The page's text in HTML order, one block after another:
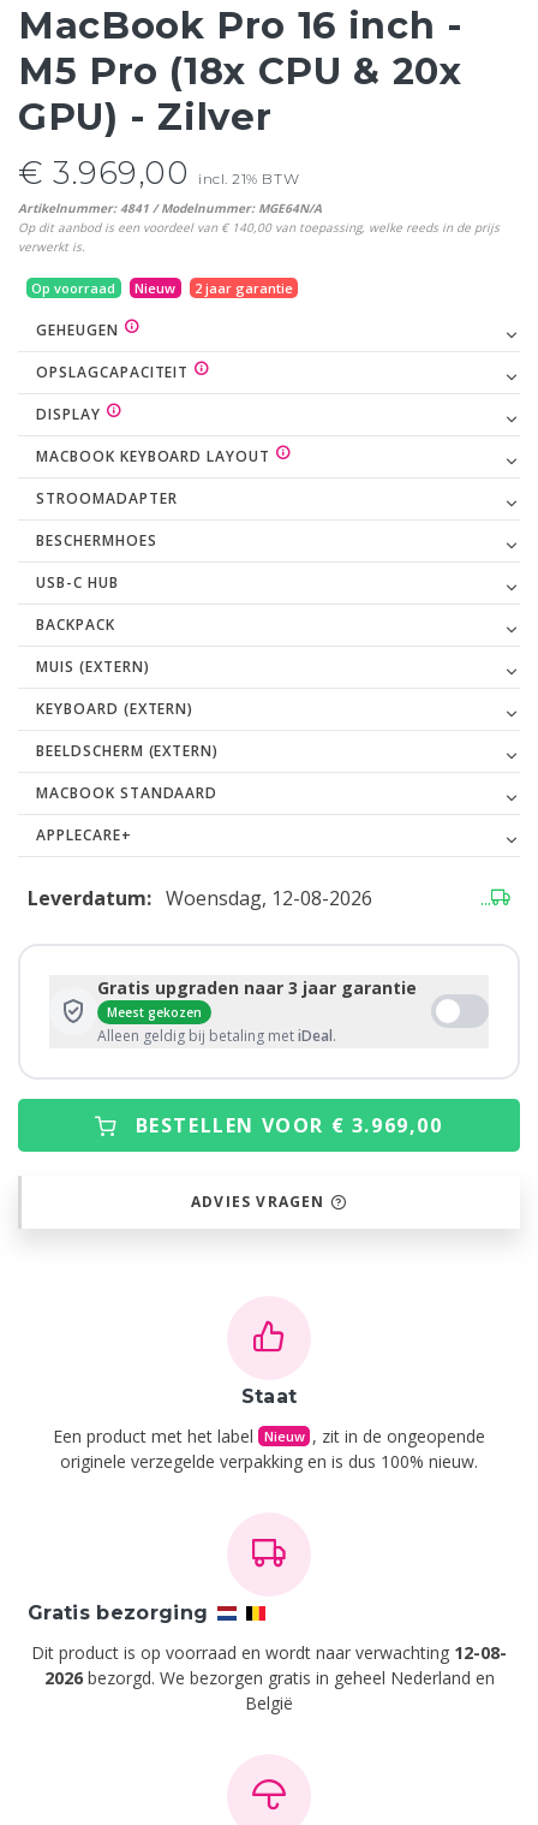
MacBook Pro 16 inch -
M5 Pro (18x CPU & 20x
GPU) - Zilver
€ 3.969,00 incl. 21% BTW
Artikelnummer: 4841 / Modelnummer: MGE64N/A
Op dit aanbod is een voordeel van € 140,00 van toepassing, welke reeds in de prijs
verwerkt is.
Op voorraad Nieuw 2 jaar garantie
GEHEUGEN
OPSLAGCAPACITEIT
DISPLAY
MACBOOK KEYBOARD LAYOUT
STROOMADAPTER
BESCHERMHOES
USB-C HUB
BACKPACK
MUIS (EXTERN)
KEYBOARD (EXTERN)
BEELDSCHERM (EXTERN)
MACBOOK STANDAARD
APPLECARE+
Leverdatum: Woensdag, 12-08-2026 ...
Gratis upgraden naar 3 jaar garantie
Meest gekozen
Alleen geldig bij betaling metiDeal.
BESTELLEN VOOR € 3.969,00
ADVIES VRAGEN
Staat
Een product met het label Nieuw , zit in de ongeopende
originele verzegelde verpakking en is dus 100% nieuw.
Gratis bezorging
Dit product is op voorraad en wordt naar verwachting 12-08-
2026bezorgd. We bezorgen gratis in geheel Nederland en
België